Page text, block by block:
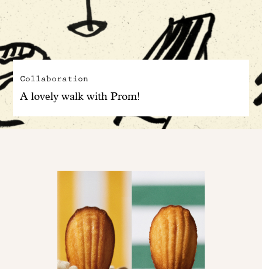
Collaboration
A lovely walk with Prom!